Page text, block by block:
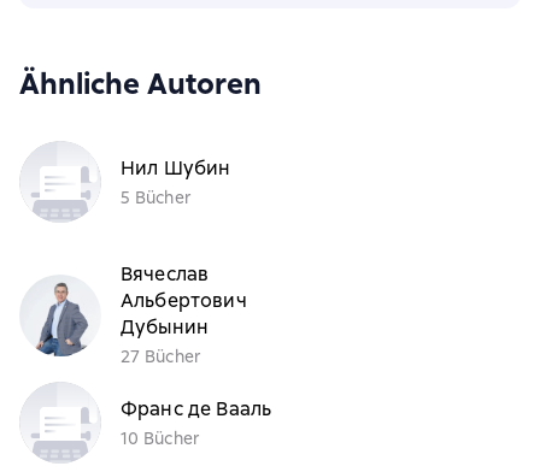
Ähnliche Autoren
Нил Шубин
5 Bücher
Вячеслав
Альбертович
Дубынин
27 Bücher
Франс де Вааль
10 Bücher